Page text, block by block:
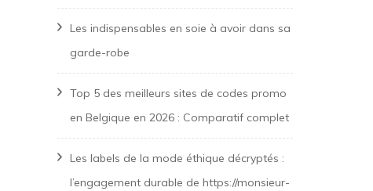
Les indispensables en soie à avoir dans sa
garde-robe
Top 5 des meilleurs sites de codes promo
en Belgique en 2026 : Comparatif complet
Les labels de la mode éthique décryptés :
l’engagement durable de https://monsieur-